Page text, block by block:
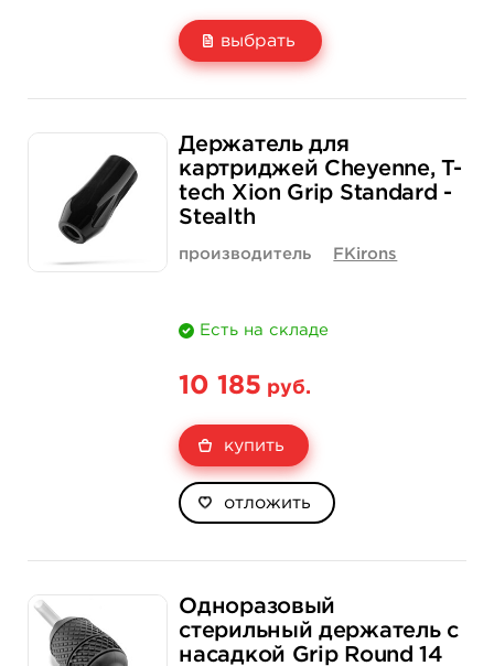
выбрать
Количество
133 руб.
купить купить
Держатель для
картриджей Cheyenne, T-
tech Xion Grip Standard -
Stealth
производитель FKirons
Есть на складе
10 185 руб.
купить
отложить
Одноразовый
стерильный держатель с
насадкой Grip Round 14